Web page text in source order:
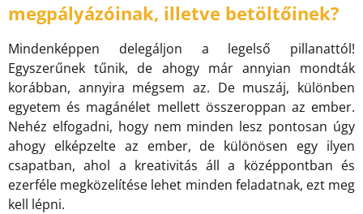
megpályázóinak, illetve betöltőinek?
Mindenképpen delegáljon a legelső pillanattól!
Egyszerűnek tűnik, de ahogy már annyian mondták
korábban, annyira mégsem az. De muszáj, különben
egyetem és magánélet mellett összeroppan az ember.
Nehéz elfogadni, hogy nem minden lesz pontosan úgy
ahogy elképzelte az ember, de különösen egy ilyen
csapatban, ahol a kreativitás áll a középpontban és
ezerféle megközelítése lehet minden feladatnak, ezt meg
kell lépni.